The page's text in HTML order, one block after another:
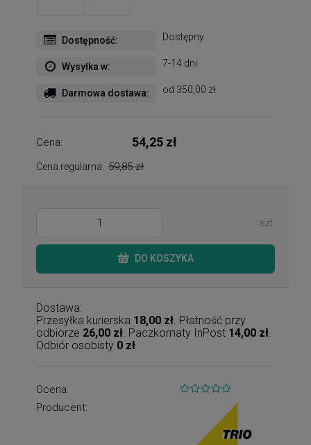
Dostępność: Dostępny
Wysyłka w: 7-14 dni
Darmowa dostawa: od 350,00 zł
Cena: 54,25 zł
Cena regularna: 59,85 zł
szt.
DO KOSZYKA
Dostawa:
Przesyłka kurierska 18,00 zł . Płatność przy
odbiorze 26,00 zł . Paczkomaty InPost 14,00 zł
Odbiór osobisty 0 zł
Ocena:
Producent: